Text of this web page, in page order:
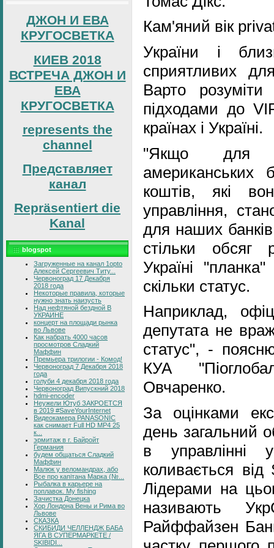
ДЖОН И ЕВА
КРУГОСВЕТКА
КИЕВ 2018
ВСТРЕЧА ДЖОН И
ЕВА
КРУГОСВЕТКА
represents the
channel
Представляет
канал
Repräsentiert die
Kanal
blogspot
Загруженные на канал 1opto
Алексей Сергеевич Титу...
Червоноград 17 Декабря
2018 года
Некоторые правила, которые
нужно знать наизусть
Над нефтяной бездной В
УКРАИНЕ
концерт на площади рынка
во Львове
Как набрать 4000 часов
просмотров Сладкий
Маффин
Премьера трилогии - Комод!
Червоноград 7 Декабря 2018
года
голуби 4 декабря 2018 года
Червоноград Випускний 2018
hdmi-encoder
Неужели Ютуб ЗАКРОЕТСЯ
в 2019 #SaveYourInternet
Видеокамера PANASONIC
как снимает Full HD MP4 25
к...
эрмитаж в г. Байройт
Германия
будем общаться Сладкий
Маффин
Малюк у веломандрах, або
Все про капітана Марка (№...
Рыбалка в карьере на
поплавок. My fishing
Зачистка Донецка
Хор Лондона Вены и Рима во
Львове
СКАЗКА
СКИБИДИ ЧЕЛЛЕНДЖ БАБА
ЯГА В СУПЕРМАРКЕТЕ /
SKIBIDI...
Кам'яний вік
України і
сприятливих
Варто
підходами до
країнах і Україні.
"Якщо для
американських
коштів, які
управління,
для наших
стільки обсяг
Україні
скільки статус.
Наприклад,
депутата не
статус", -
КУА
Овчаренко.
За оцінками
день загальний
в управлінні
коливається
Лідерами на
називають
Райффайзен